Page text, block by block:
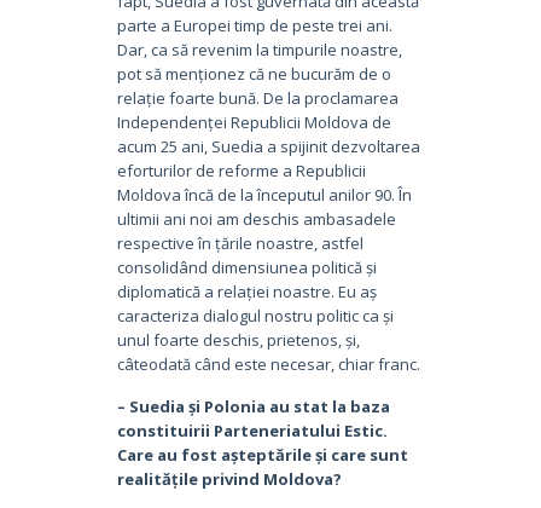
parte a Europei timp de peste trei ani.
Dar, ca să revenim la timpurile noastre,
pot să menționez că ne bucurăm de o
relație foarte bună. De la proclamarea
Independenței Republicii Moldova de
acum 25 ani, Suedia a spijinit dezvoltarea
eforturilor de reforme a Republicii
Moldova încă de la începutul anilor 90. În
ultimii ani noi am deschis ambasadele
respective în țările noastre, astfel
consolidând dimensiunea politică și
diplomatică a relației noastre. Eu aș
caracteriza dialogul nostru politic ca și
unul foarte deschis, prietenos, și,
câteodată când este necesar, chiar franc.
– Suedia și Polonia au stat la baza
constituirii Parteneriatului Estic.
Care au fost așteptările și care sunt
realitățile privind Moldova?